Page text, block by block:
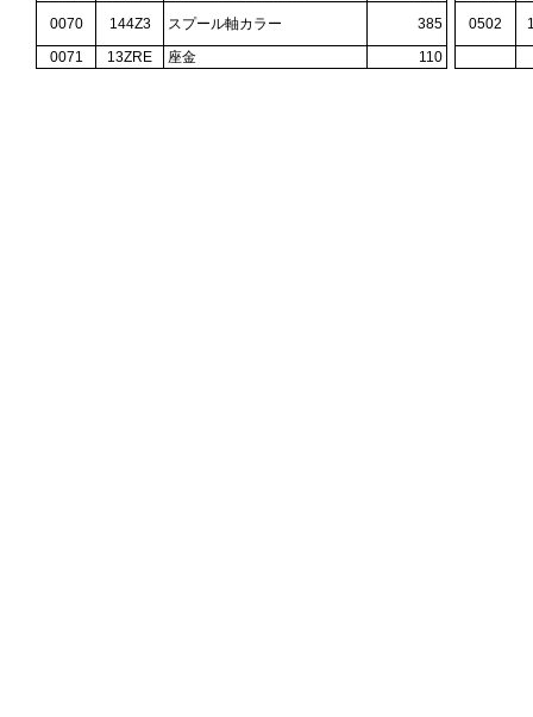
0070
144Z3 スプール軸カラー 385 0502
0071
13ZRE 座金 110